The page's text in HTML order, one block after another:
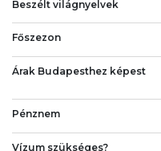
Beszélt világnyelvek
Főszezon
Árak Budapesthez képest
Pénznem
Vízum szükséges?